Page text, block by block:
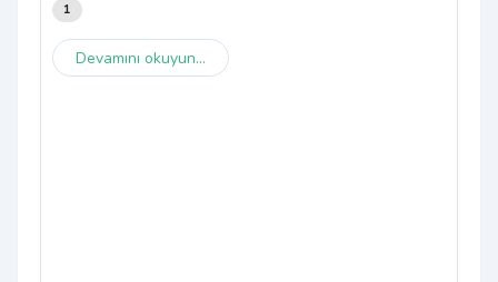
1
Devamını okuyun...